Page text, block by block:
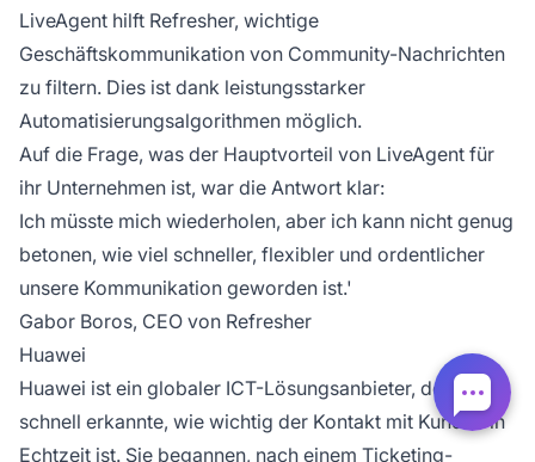
LiveAgent hilft Refresher, wichtige
Geschäftskommunikation von Community-Nachrichten
zu filtern. Dies ist dank leistungsstarker
Automatisierungsalgorithmen möglich.
Auf die Frage, was der Hauptvorteil von LiveAgent für
ihr Unternehmen ist, war die Antwort klar:
Ich müsste mich wiederholen, aber ich kann nicht genug
betonen, wie viel schneller, flexibler und ordentlicher
unsere Kommunikation geworden ist.'
Gabor Boros, CEO von Refresher
Huawei
Huawei ist ein globaler ICT-Lösungsanbieter, der
schnell erkannte, wie wichtig der Kontakt mit Kunden in
Echtzeit ist. Sie begannen, nach einem Ticketing-